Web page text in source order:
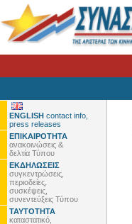
ENGLISH contact info,
press releases
ΕΠΙΚΑΙΡΟΤΗΤΑ
ανακοινώσεις &
δελτία Τύπου
ΕΚΔΗΛΩΣΕΙΣ
συγκεντρώσεις,
περιοδείες,
συσκέψεις,
συνεντεύξεις Τύπου
ΤΑΥΤΟΤΗΤΑ
καταστατικό,